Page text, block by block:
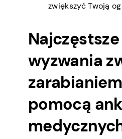
zwiększyć Twoją
Najczęstsze
wyzwania
pomocą